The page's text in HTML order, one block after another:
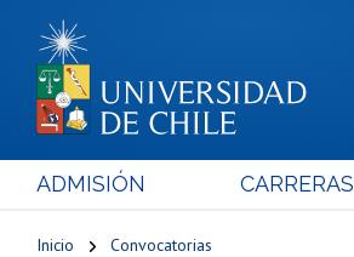
ADMISIÓN CARRERAS
Inicio Convocatorias